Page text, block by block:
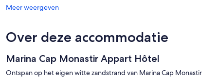
Meer weergeven
Over deze accommodatie
Marina Cap Monastir Appart Hôtel
Ontspan op het eigen witte zandstrand van Marina Cap Monastir